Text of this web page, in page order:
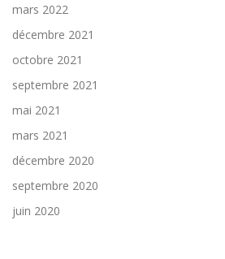
mars 2022
décembre 2021
octobre 2021
septembre 2021
mai 2021
mars 2021
décembre 2020
septembre 2020
juin 2020